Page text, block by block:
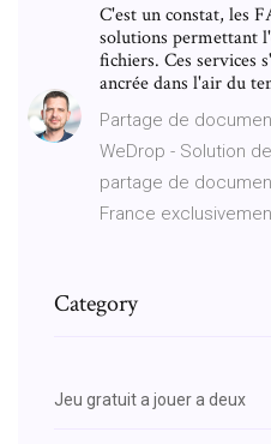
C'est un constat, les
solutions permettant
fichiers. Ces services
ancrée dans l'air du
Partage de
WeDrop - Solution
partage de
France
Category
Jeu gratuit a jouer a deux